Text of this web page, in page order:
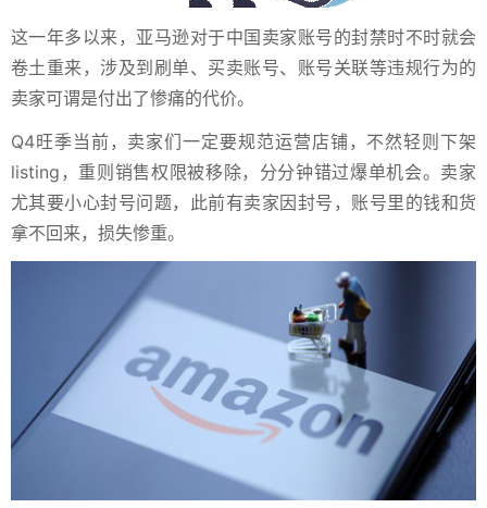
这一年多以来，亚马逊对于中国卖家账号的封禁时不时就会
卷土重来，涉及到刷单、买卖账号、账号关联等违规行为的
卖家可谓是付出了惨痛的代价。
Q4旺季当前，卖家们一定要规范运营店铺，不然轻则下架
listing，重则销售权限被移除，分分钟错过爆单机会。卖家
尤其要小心封号问题，此前有卖家因封号，账号里的钱和货
拿不回来，损失惨重。